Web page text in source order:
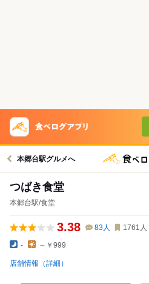
本郷台駅グルメへ
つばき食堂
本郷台駅/食堂
3.38 83人 1761 人
- ～￥999
店舗情報（詳細）